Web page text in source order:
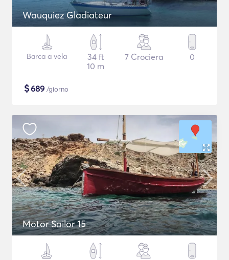
Wauquiez Gladiateur
Barca a vela
34 ft
10 m
7 Crociera 0
$689 /giorno
Motor Sailor 15